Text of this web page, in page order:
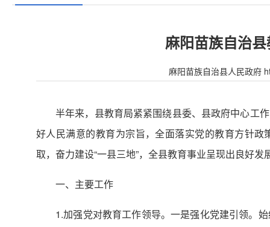
麻阳苗族自治
麻阳苗族自治县人民政府
半年来，县教育局紧紧围绕县委、县政府中心工
好人民满意的教育为宗旨，全面落实党的教育方针
取，奋力建设“一县三地”，全县教育事业呈现出良好
一、主要工作
1.加强党对教育工作领导。一是强化党建引领。